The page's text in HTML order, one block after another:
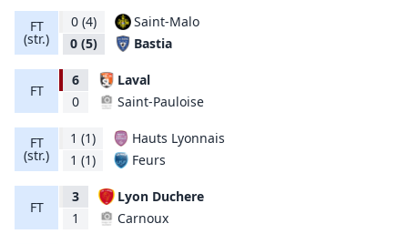
FT
(str.)
0 (4)
0 (5)
Saint-Malo
Bastia
FT
6
0
Laval
Saint-Pauloise
FT
(str.)
1 (1)
1 (1)
Hauts Lyonnais
Feurs
FT
3
1
Lyon Duchere
Carnoux